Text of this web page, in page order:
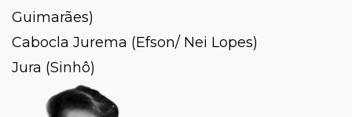
Guimarães)
Cabocla Jurema (Efson/ Nei Lopes)
Jura (Sinhô)